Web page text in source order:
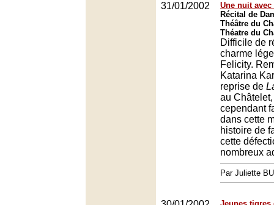
31/01/2002
Une nuit
Récital de
Théâtre du
Théatre du
Difficile de
charme
Felicity.
Katarina
reprise de
au
cependant
dans cette
histoire de
cette
nombreux
Par Juliette